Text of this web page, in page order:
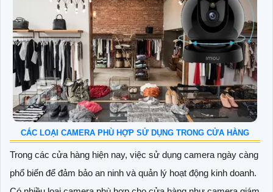
CÁC LOẠI CAMERA PHÙ HỢP SỬ DỤNG TRONG CỬA HÀNG
Trong các cửa hàng hiện nay, việc sử dụng camera ngày càng
phổ biến để đảm bảo an ninh và quản lý hoạt động kinh doanh.